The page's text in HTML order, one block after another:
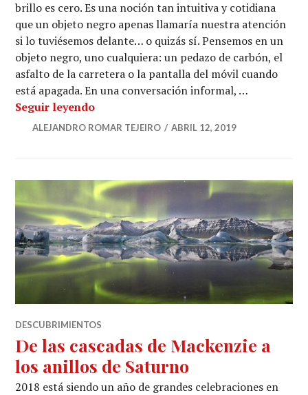
brillo es cero. Es una noción tan intuitiva y cotidiana
que un objeto negro apenas llamaría nuestra atención
si lo tuviésemos delante… o quizás sí. Pensemos en un
objeto negro, uno cualquiera: un pedazo de carbón, el
asfalto de la carretera o la pantalla del móvil cuando
está apagada. En una conversación informal, …
Seguir leyendoVantablack y la búsqueda de un negro
ALEJANDRO ROMAR TEJEIRO ABRIL 12, 2019
DESCUBRIMIENTOS
De las cascadas de Mackenzie a
los anillos de Saturno
2018 está siendo un año de grandes celebraciones en